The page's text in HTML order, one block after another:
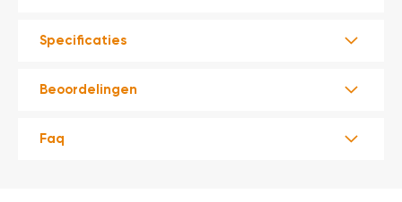
Specificaties
Beoordelingen
Faq